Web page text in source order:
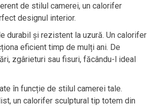
de stilul camerei, un calorifer
designul interior.
durabil și rezistent la uzură. Un calorifer
eficient timp de mulți ani. De
zgârieturi sau fisuri, făcându-l ideal
în funcție de stilul camerei tale.
un calorifer sculptural tip totem din